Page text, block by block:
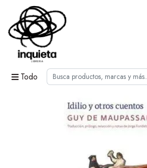
Todo